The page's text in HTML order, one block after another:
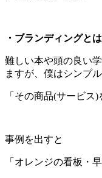
・ブランディングと
難しい本や頭の良い
ますが、僕はシンプ
「その商品(サービス
事例を出すと
「オレンジの看板・